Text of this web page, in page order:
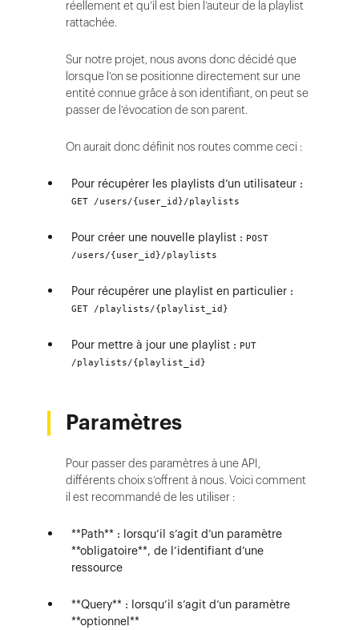
réellement et qu’il est bien l’auteur de la playlist
rattachée.
Sur notre projet, nous avons donc décidé que
lorsque l’on se positionne directement sur une
entité connue grâce à son identifiant, on peut se
passer de l’évocation de son parent.
On aurait donc définit nos routes comme ceci :
Pour récupérer les playlists d’un utilisateur :
GET /users/{user_id}/playlists
Pour créer une nouvelle playlist : POST
/users/{user_id}/playlists
Pour récupérer une playlist en particulier :
GET /playlists/{playlist_id}
Pour mettre à jour une playlist : PUT
/playlists/{playlist_id}
Paramètres
Pour passer des paramètres à une API,
différents choix s’offrent à nous. Voici comment
il est recommandé de les utiliser :
**Path** : lorsqu’il s’agit d’un paramètre
**obligatoire**, de l’identifiant d’une
ressource
**Query** : lorsqu’il s’agit d’un paramètre
**optionnel**